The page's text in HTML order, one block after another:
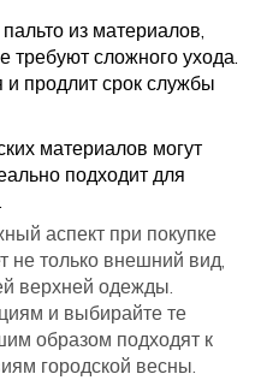
из материалов,
требуют сложного ухода.
продлит срок службы
материалов могут
подходит для
аспект при покупке
не только внешний вид,
верхней одежды.
и выбирайте те
образом подходят к
городской весны.